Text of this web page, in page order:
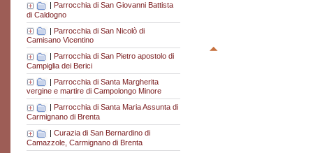
Parrocchia di San Giovanni Battista
di Caldogno
| Parrocchia di San Nicolò di
Camisano Vicentino
Parrocchia di San Pietro apostolo di
Campiglia dei Berici
| Parrocchia di Santa Margherita
vergine e martire di Campolongo Minore
Parrocchia di Santa Maria Assunta di
Carmignano di Brenta
| Curazia di San Bernardino di
Camazzole, Carmignano di Brenta